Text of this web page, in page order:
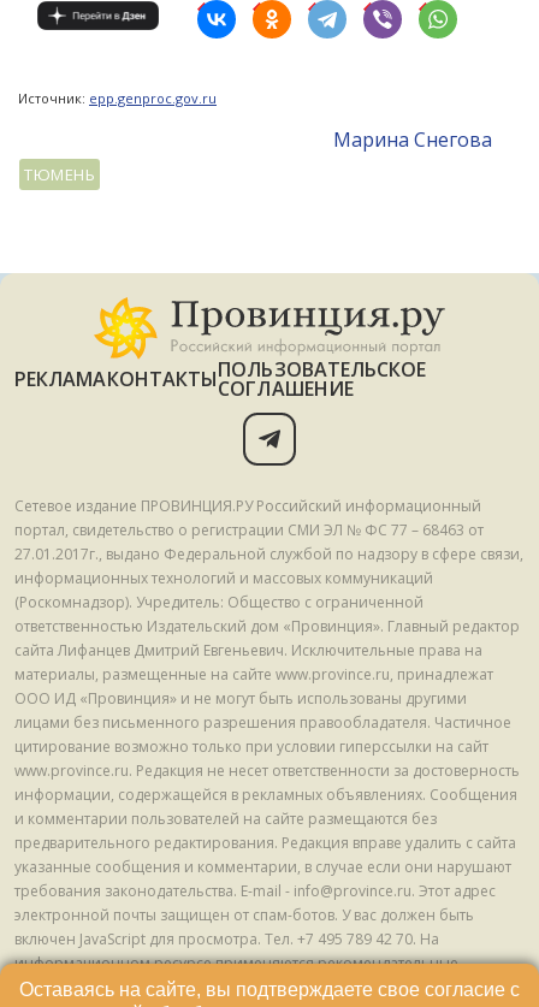
Источник: epp.genproc.gov.ru
Mарина Снегова
ТЮМЕНЬ
РЕКЛАМАКОНТАКТЫПОЛЬЗОВАТЕЛЬСКОЕ
СОГЛАШЕНИЕ
Сетевое издание ПРОВИНЦИЯ.РУ Российский информационный
портал, свидетельство о регистрации СМИ ЭЛ № ФС 77 – 68463 от
27.01.2017г., выдано Федеральной службой по надзору в сфере связи,
информационных технологий и массовых коммуникаций
(Роскомнадзор). Учредитель: Общество с ограниченной
ответственностью Издательский дом «Провинция». Главный редактор
сайта Лифанцев Дмитрий Евгеньевич. Исключительные права на
материалы, размещенные на сайте www.province.ru, принадлежат
ООО ИД «Провинция» и не могут быть использованы другими
лицами без письменного разрешения правообладателя. Частичное
цитирование возможно только при условии гиперссылки на сайт
www.province.ru. Редакция не несет ответственности за достоверность
информации, содержащейся в рекламных объявлениях. Сообщения
и комментарии пользователей на сайте размещаются без
предварительного редактирования. Редакция вправе удалить с сайта
указанные сообщения и комментарии, в случае если они нарушают
требования законодательства. E-mail - info@province.ru. Этот адрес
электронной почты защищен от спам-ботов. У вас должен быть
включен JavaScript для просмотра. Tел. +7 495 789 42 70. На
информационном ресурсе применяются рекомендательные
технологии (информационные технологии предоставления
Оставаясь на сайте, вы подтверждаете свое согласие с